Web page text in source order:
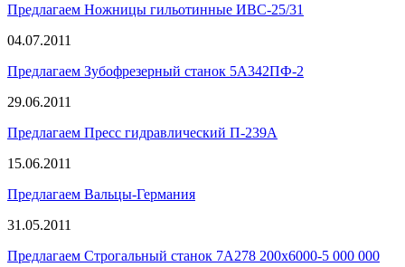
Предлагаем Ножницы гильотинные ИВС-25/31
04.07.2011
Предлагаем Зубофрезерный станок 5А342ПФ-2
29.06.2011
Предлагаем Пресс гидравлический П-239А
15.06.2011
Предлагаем Вальцы-Германия
31.05.2011
Предлагаем Строгальный станок 7А278 200х6000-5 000 000